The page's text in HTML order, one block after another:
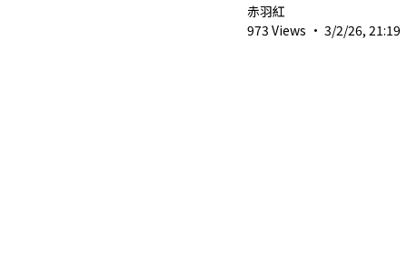
赤羽紅
973 Views · 3/2/26, 21:19